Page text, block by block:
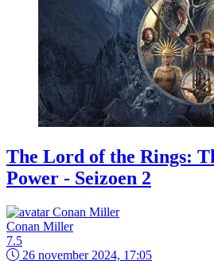
The Lord of the Rings:
Power - Seizoen 2
Conan Miller
7.5
26 november 2024, 17:05